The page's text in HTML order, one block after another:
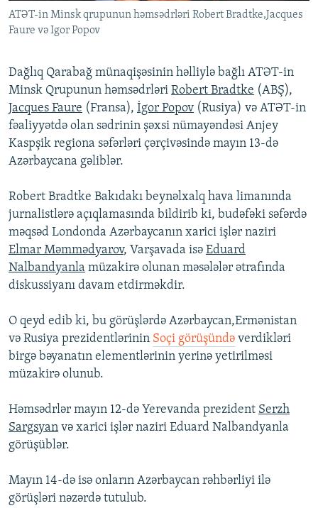
AZADLIQRADIOSU MOBIL TELEFONUNUZDA
XƏBƏR BÜLLETENLƏRIMIZ
RFE/RL-in bütün saytları
ATƏT-in Minsk qrupunun həmsədrləri Robert Bradtke,Jacques
Faure və Igor Popov
Dağlıq Qarabağ münaqişəsinin həlliylə bağlı ATƏT-in
Minsk Qrupunun həmsədrləri Robert Bradtke (ABŞ),
Jacques Faure (Fransa), İgor Popov (Rusiya) və ATƏT-in
fəaliyyətdə olan sədrinin şəxsi nümayəndəsi Anjey
Kaspşik regiona səfərləri çərçivəsində mayın 13-də
Azərbaycana gəliblər.
Robert Bradtke Bakıdakı beynəlxalq hava limanında
jurnalistlərə açıqlamasında bildirib ki, budəfəki səfərdə
məqsəd Londonda Azərbaycanın xarici işlər naziri
Elmar Məmmədyarov, Varşavada isə Eduard
Nalbandyanla müzakirə olunan məsələlər ətrafında
diskussiyanı davam etdirməkdir.
O qeyd edib ki, bu görüşlərdə Azərbaycan,Ermənistan
və Rusiya prezidentlərinin Soçi görüşündə verdikləri
birgə bəyanatın elementlərinin yerinə yetirilməsi
müzakirə olunub.
Həmsədrlər mayın 12-də Yerevanda prezident Serzh
Sargsyan və xarici işlər naziri Eduard Nalbandyanla
görüşüblər.
Mayın 14-də isə onların Azərbaycan rəhbərliyi ilə
görüşləri nəzərdə tutulub.